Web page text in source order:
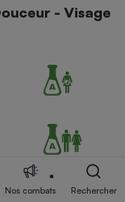
- Visage
Nos combats Rechercher